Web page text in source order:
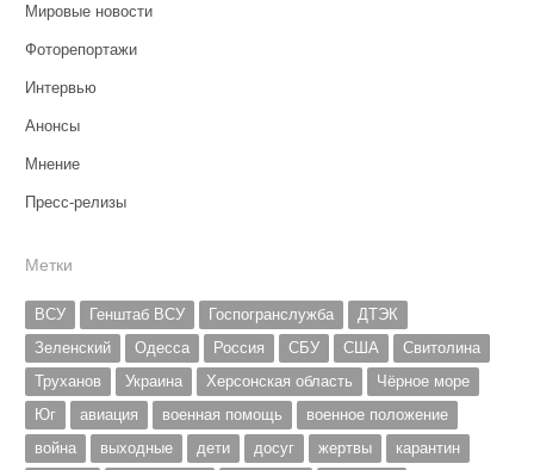
Мировые новости
Фоторепортажи
Интервью
Анонсы
Мнение
Пресс-релизы
Метки
ВСУ Генштаб ВСУ Госпогранслужба
ДТЭК
Зеленский
Одесса Россия СБУ США
Свитолина
Труханов
Украина Херсонская область
Чёрное море
Юг
авиация военная помощь
военное положение
война
выходные дети досуг жертвы
карантин